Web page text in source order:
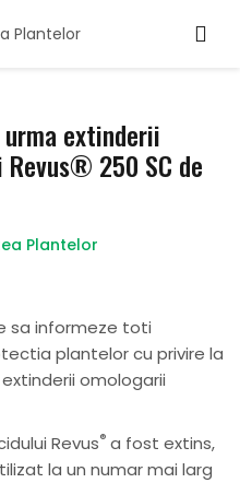
extinderii
250 SC de
Plantelor
sa informeze toti
plantelor cu privire la
omologarii
Revus® a fost extins,
la un numar mai larg